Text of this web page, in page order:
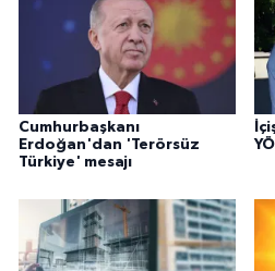
Cumhurbaşkanı
Erdoğan'dan 'Terörsüz
Türkiye' mesajı